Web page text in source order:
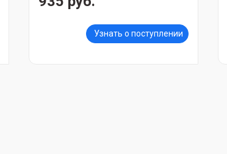
Узнать о поступлении